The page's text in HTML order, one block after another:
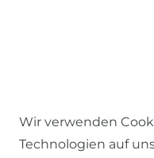
Wir verwenden
Technologien auf